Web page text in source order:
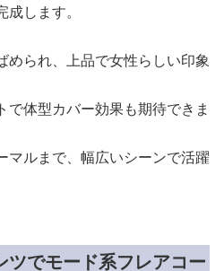
します。
められ、上品で女性らしい印象
で体型カバー効果も期待できま
マルまで、幅広いシーンで活躍
ツでモード系フレアコー